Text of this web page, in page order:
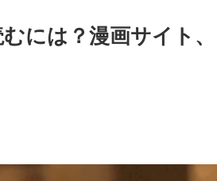
には？漫画サイト、